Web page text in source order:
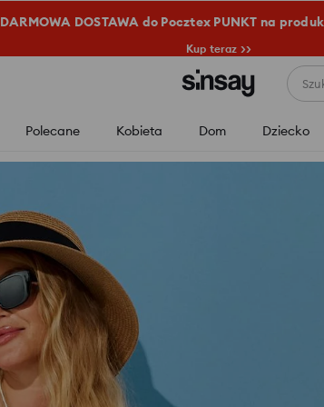
DARMOWA DOSTAWA do Pocztex PUNKT na
Kup teraz >>
Polecane Kobieta Dom Dziecko